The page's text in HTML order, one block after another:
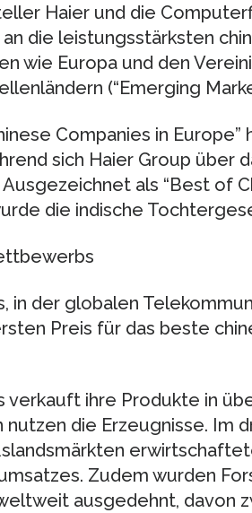
Haier und die
die leistungsstärksten
wie Europa und den
(“Emerging
Companies in
sich Haier Group über
als “Best of
die indische
in der globalen
Preis für das beste
verkauft ihre Produkte in
nutzen die Erzeugnisse. Im
Zudem wurden
ausgedehnt, davon